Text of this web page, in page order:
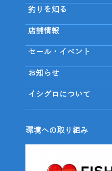
釣りを知る
店舗情報
セール・イベント
お知らせ
イシグロについて
環境への取り組み